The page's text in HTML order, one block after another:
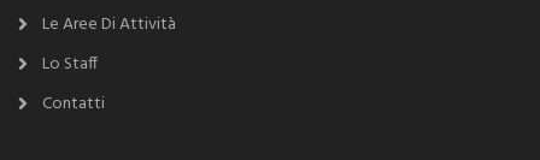
Le Aree Di Attività
Lo Staff
Contatti